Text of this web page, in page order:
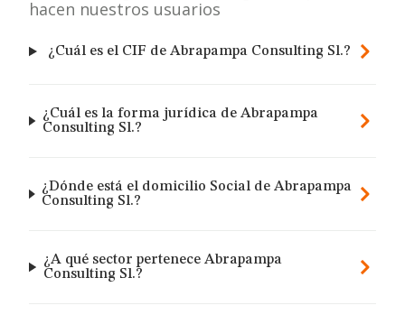
hacen nuestros usuarios
¿Cuál es el CIF de Abrapampa Consulting Sl.?
¿Cuál es la forma jurídica de Abrapampa
Consulting Sl.?
¿Dónde está el domicilio Social de Abrapampa
Consulting Sl.?
¿A qué sector pertenece Abrapampa
Consulting Sl.?